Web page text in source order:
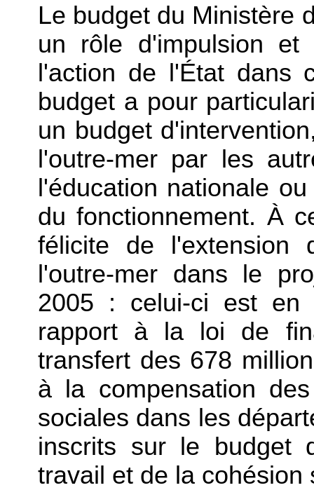
Le budget du Ministère
un rôle d'impulsion et
l'action de l'État dans
budget a pour
un budget
l'outre-mer par les
l'éducation nationale
du fonctionnement. À
félicite de l'extension
l'outre-mer dans le
2005 : celui-ci est en
rapport à la loi de
transfert des 678
à la compensation
sociales dans les
inscrits sur le budget
travail et de la cohésion